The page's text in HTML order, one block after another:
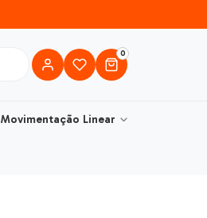
0
Movimentação Linear